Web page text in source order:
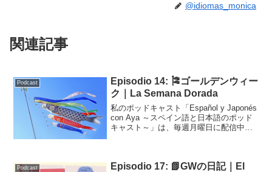
@idiomas_monica
関連記事
Podcast
Episodio 14: 🎏ゴールデンウィー
ク｜La Semana Dorada
私のポッドキャスト「Español y Japonés
con Aya ～スペイン語と日本語のポッド
キャスト～」は、毎週月曜日に配信中で
Podcast
Episodio 17: 📗GWの日記｜El